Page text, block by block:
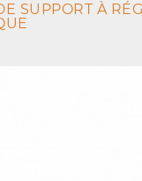
SUPPORT À